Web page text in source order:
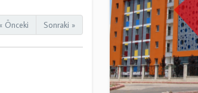
« Önceki Sonraki »